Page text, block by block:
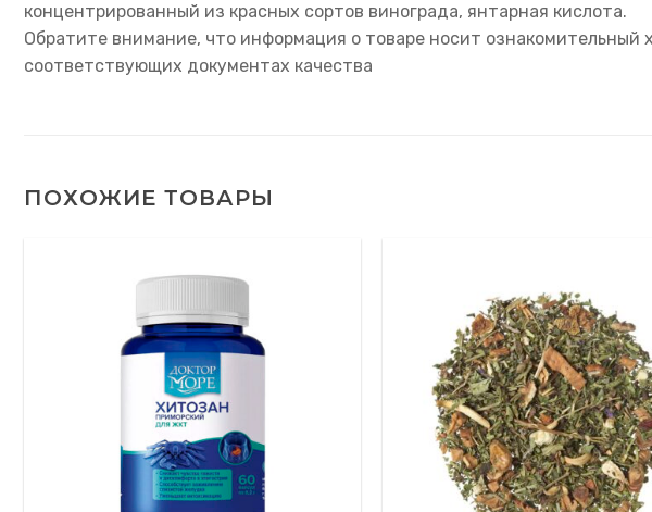
концентрированный из красных сортов винограда, янтарная кислота.
Обратите внимание, что информация о товаре носит ознакомительный
соответствующих документах качества
ПОХОЖИЕ ТОВАРЫ